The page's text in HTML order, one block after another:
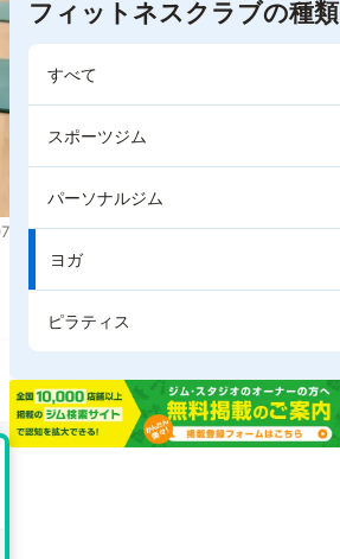
フィットネスクラブの種類
すべて
スポーツジム
パーソナルジム
ヨガ
ピラティス